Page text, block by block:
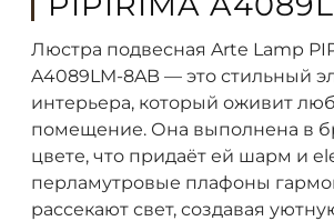
Люстра подвесная Arte Lamp
A4089LM-8AB — это стильный
интерьера, который оживит
помещение. Она выполнена в
цвете, что придаёт ей шарм и
перламутровые плафоны
рассекают свет, создавая